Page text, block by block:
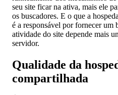
seu site ficar na ativa, mais ele
os buscadores. E o que a
é a responsável por fornecer um
atividade do site depende mais
servidor.
Qualidade da
compartilhada